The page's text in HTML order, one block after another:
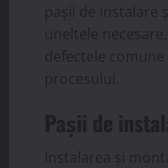
pașii de instalare
uneltele
defectele
procesului.
Pașii de
Instalarea și